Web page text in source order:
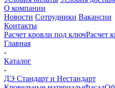
О компании
Новости Сотрудники Вакансии
Контакты
Расчет кровли под ключРасчет
Главная
-
Каталог
-
ДЭ Стандарт и Нестандарт